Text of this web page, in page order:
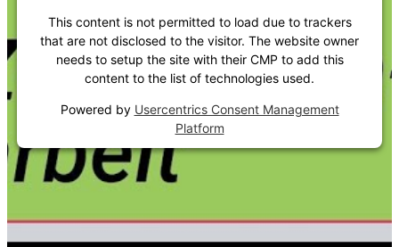
This content is not permitted to load due to trackers
that are not disclosed to the visitor. The website owner
needs to setup the site with their CMP to add this
content to the list of technologies used.
Powered by Usercentrics Consent Management
Platform